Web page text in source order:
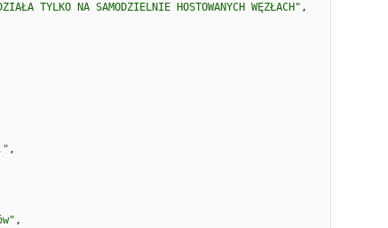
NA SAMODZIELNIE HOSTOWANYCH WĘZŁACH" ,
,
,